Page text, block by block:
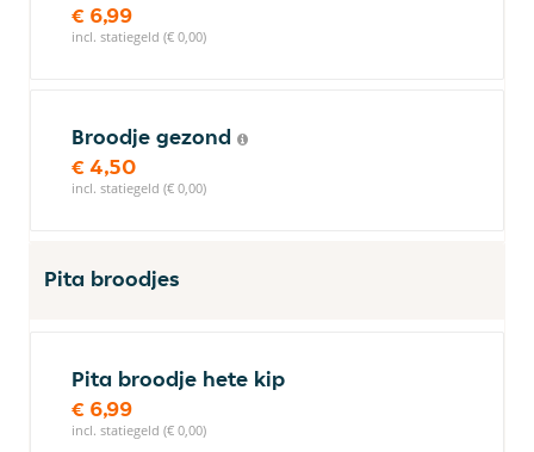
€ 6,99
incl. statiegeld (€ 0,00)
Broodje gezond
€ 4,50
incl. statiegeld (€ 0,00)
Pita broodjes
Pita broodje hete kip
€ 6,99
incl. statiegeld (€ 0,00)